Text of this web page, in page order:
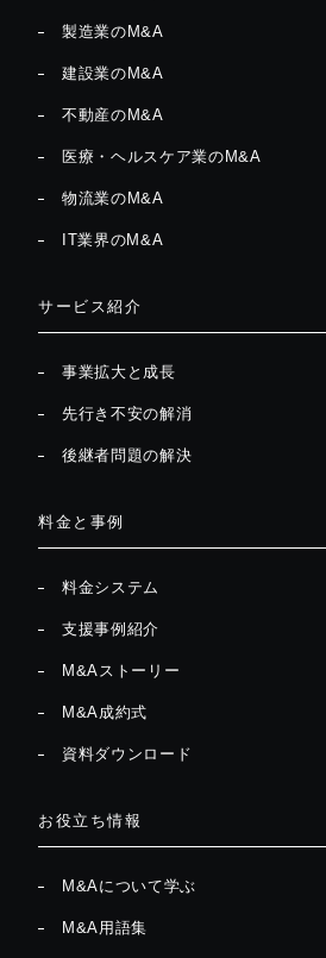
製造業のM&A
建設業のM&A
不動産のM&A
医療・ヘルスケア業のM&A
物流業のM&A
IT業界のM&A
サービス紹介
事業拡大と成長
先行き不安の解消
後継者問題の解決
料金と事例
料金システム
支援事例紹介
M&Aストーリー
M&A成約式
資料ダウンロード
お役立ち情報
M&Aについて学ぶ
M&A用語集